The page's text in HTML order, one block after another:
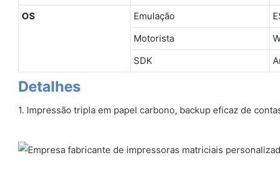
OS
Emulação
Motorista
SDK
Detalhes
1. Impressão tripla em papel carbono, backup eficaz de